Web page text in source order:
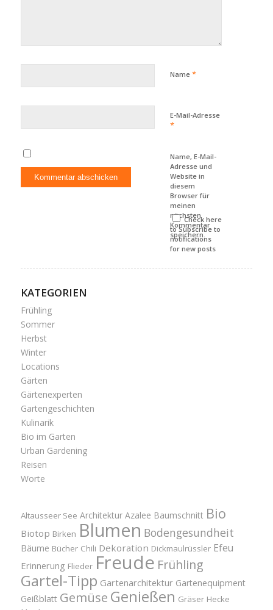
Name *
E-Mail-Adresse
*
Name, E-Mail-
Adresse und
Website in
diesem
Browser für
meinen
nächsten
Kommentar
speichern.
Check here
to Subscribe to
notifications
for new posts
KATEGORIEN
Frühling
Sommer
Herbst
Winter
Locations
Gärten
Gärtenexperten
Gartengeschichten
Kulinarik
Bio im Garten
Urban Gardening
Reisen
Worte
Altausseer See Architektur Azalee Baumschnitt Bio
Biotop Birken Blumen Bodengesundheit
Bäume Bücher Chili Dekoration Dickmaulrüssler Efeu
Erinnerung Flieder Freude Frühling
Gartel-Tipp Gartenarchitektur Gartenequipment
Geißblatt Gemüse Genießen Gräser Hecke